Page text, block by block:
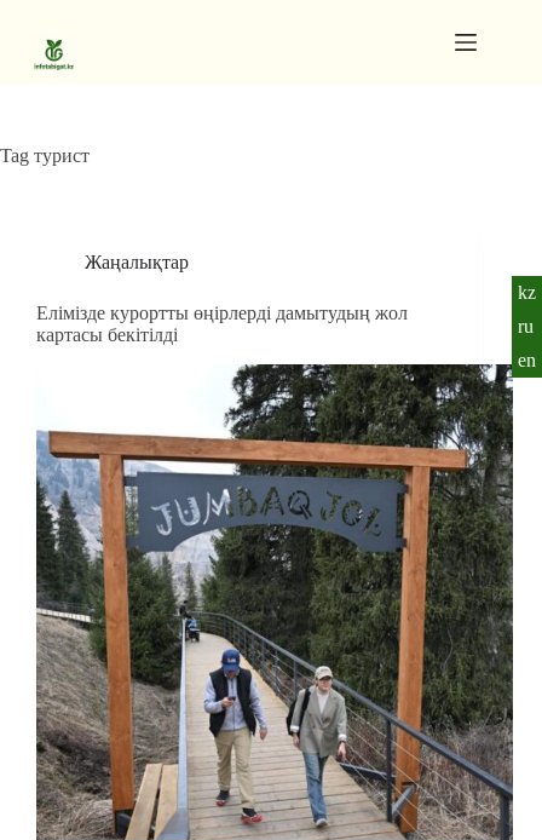
content
kz
ru
en
Tag турист
Жаңалықтар
Елімізде курортты өңірлерді дамытудың жол
картасы бекітілді